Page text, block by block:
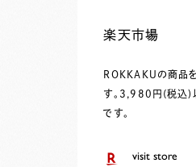
楽天市場
ROKKAKUの商品
す。3,980円(税込)
です。
visit store